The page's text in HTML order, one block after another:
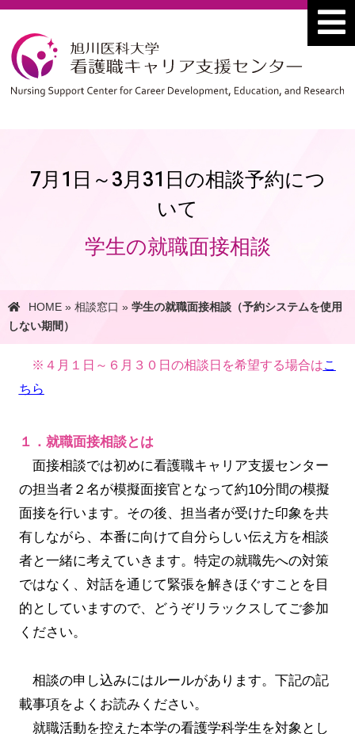
7月1日～3月31日の相談予約につ
いて
学生の就職面接相談
HOME» 相談窓口 » 学生の就職面接相談（予約システムを使用
しない期間）
※４月１日～６月３０日の相談日を希望する場合はこ
ちら
１．就職面接相談とは
面接相談では初めに看護職キャリア支援センター
の担当者２名が模擬面接官となって約10分間の模擬
面接を行います。その後、担当者が受けた印象を共
有しながら、本番に向けて自分らしい伝え方を相談
者と一緒に考えていきます。特定の就職先への対策
ではなく、対話を通じて緊張を解きほぐすことを目
的としていますので、どうぞリラックスしてご参加
ください。
相談の申し込みにはルールがあります。下記の記
載事項をよくお読みください。
就職活動を控えた本学の看護学科学生を対象とし